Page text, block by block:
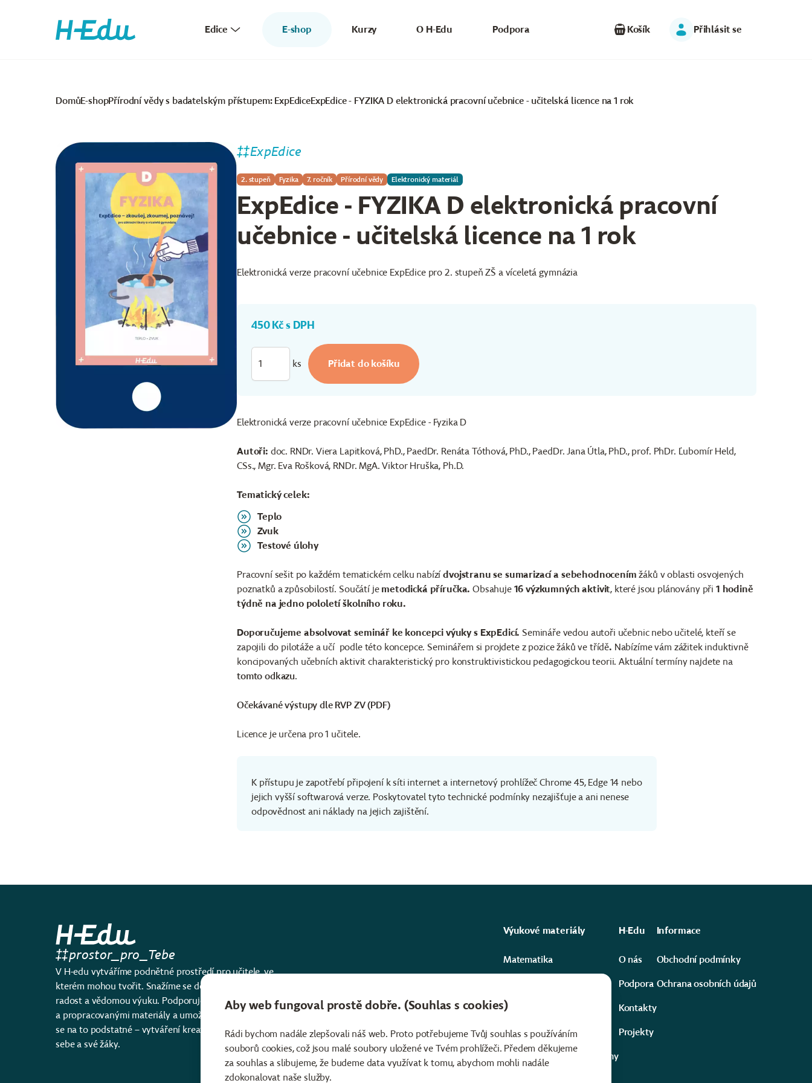
Edice E-shop Kurzy O H-Edu Podpora Košík Přihlásit se
DomůE-shopPřírodní vědy s badatelským přístupem: ExpEdiceExpEdice - FYZIKA D elektronická pracovní učebnice - učitelská licence na 1 rok
ExpEdice
2. stupeň Fyzika 7. ročník Přírodní vědy Elektronický materiál
ExpEdice - FYZIKA D elektronická pracovní
učebnice - učitelská licence na 1 rok
Elektronická verze pracovní učebnice ExpEdice pro 2. stupeň ZŠ a víceletá gymnázia
450 Kč s DPH
ks
Elektronická verze pracovní učebnice ExpEdice - Fyzika D
Autoři: doc. RNDr. Viera Lapitková, PhD., PaedDr. Renáta Tóthová, PhD., PaedDr. Jana Útla, PhD., prof. PhDr. Ľubomír Held,
CSs., Mgr. Eva Rošková, RNDr. MgA. Viktor Hruška, Ph.D.
Tematický celek:
Teplo
Zvuk
Testové úlohy
Pracovní sešit po každém tematickém celku nabízídvojstranu se sumarizací a sebehodnocením žáků v oblasti osvojených
poznatků a způsobilostí. Součátí je metodická příručka. Obsahuje 16 výzkumných aktivit, které jsou plánovány při 1 hodině
týdně na jedno pololetí školního roku.
Doporučujeme absolvovat seminář ke koncepci výuky s ExpEdicí. Semináře vedou autoři učebnic nebo učitelé, kteří se
zapojili do pilotáže a učí podle této koncepce. Seminářem si projdete z pozice žáků ve třídě. Nabízíme vám zážitek induktivně
koncipovaných učebních aktivit charakteristický pro konstruktivistickou pedagogickou teorii. Aktuální termíny najdete na
tomto odkazu.
Očekávané výstupy dle RVP ZV (PDF)
Licence je určena pro 1 učitele.
K přístupu je zapotřebí připojení k síti internet a internetový prohlížeč Chrome 45, Edge 14 nebo
jejich vyšší softwarová verze. Poskytovatel tyto technické podmínky nezajišťuje a ani nenese
odpovědnost ani náklady na jejich zajištění.
prostor_pro_Tebe
V H-edu vytváříme podnětné prostředí pro učitele, ve
kterém mohou tvořit. Snažíme se do vzdělávání vnést
radost a vědomou výuku. Podporujeme učitele moderními
a propracovanými materiály a umožňujeme jim soustředit
se na to podstatné – vytváření kreativního prostoru pro
sebe a své žáky.
Výukové materiály
Matematika
Přírodní vědy #ExpEdice
Angličtina
Kurzy a rozvojové programy
H-Edu
O nás
Podpora
Kontakty
Projekty
Informace
Obchodní podmínky
Ochrana osobních údajů
Aby web fungoval prostě dobře. (Souhlas s cookies)
Rádi bychom nadále zlepšovali náš web. Proto potřebujeme Tvůj souhlas s používáním
souborů cookies, což jsou malé soubory uložené ve Tvém prohlížeči. Předem děkujeme
za souhlas a slibujeme, že budeme data využívat k tomu, abychom mohli nadále
zdokonalovat naše služby.